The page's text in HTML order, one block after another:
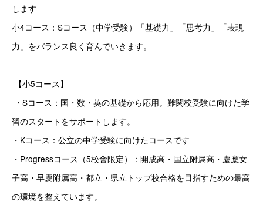
します
小4コース：Sコース（中学受験）「基礎力」「思考力」「表現
力」をバランス良く育んでいきます。
【小5コース】
・Sコース：国・数・英の基礎から応用。難関校受験に向けた学
習のスタートをサポートします。
・Kコース：公立の中学受験に向けたコースです
・Progressコース（5校舎限定）：開成高・国立附属高・慶應女
子高・早慶附属高・都立・県立トップ校合格を目指すための最高
の環境を整えています。